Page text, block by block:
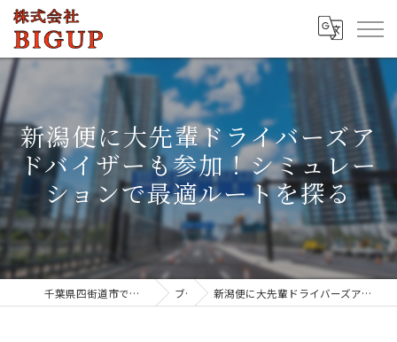
新潟便に大先輩ドライバーズア
ドバイザーも参加！シミュレー
ションで最適ルートを探る
千葉県四街道市でドライバーの求人なら株式会社BIGUP ブログ 新潟便に大先輩ドライバーズアドバイザーも参加！シミュレーションで最適ルートを探る